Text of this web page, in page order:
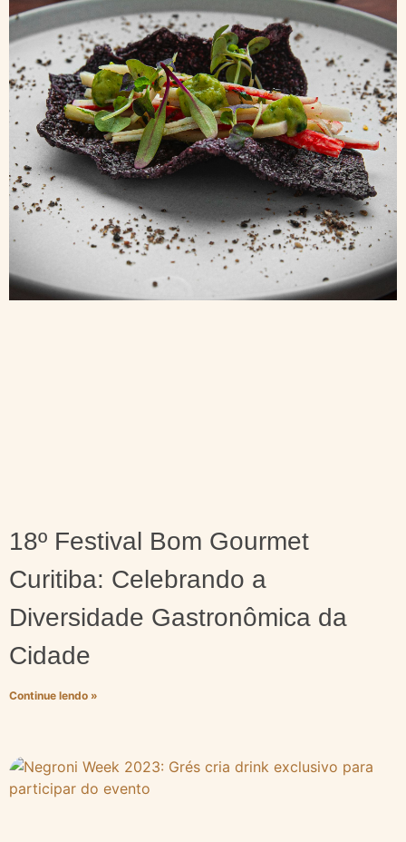
18º Festival Bom Gourmet
Curitiba: Celebrando a
Diversidade Gastronômica da
Cidade
Continue lendo »